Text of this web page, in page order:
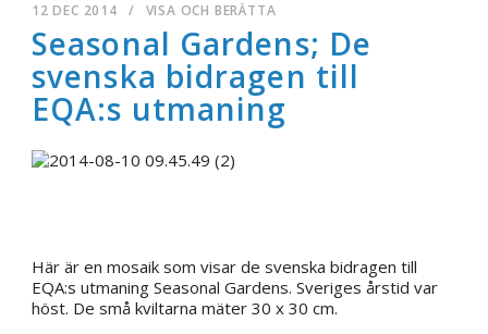
12 DEC 2014 / VISA OCH BERÄTTA
Seasonal Gardens; De
svenska bidragen till
EQA:s utmaning
Här är en mosaik som visar de svenska bidragen till
EQA:s utmaning Seasonal Gardens. Sveriges årstid var
höst. De små kviltarna mäter 30 x 30 cm.